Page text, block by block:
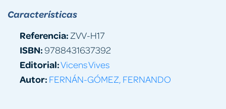
Características
Referencia: ZVV-H17
ISBN:9788431637392
Editorial:Vicens Vives
Autor: FERNÁN-GÓMEZ, FERNANDO